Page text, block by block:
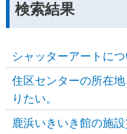
検索結果
シャッターアートにつ
住区センターの所在
りたい。
鹿浜いきいき館の施